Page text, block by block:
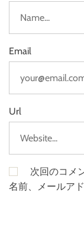
Email
Url
次回のコメ
名前、メールア